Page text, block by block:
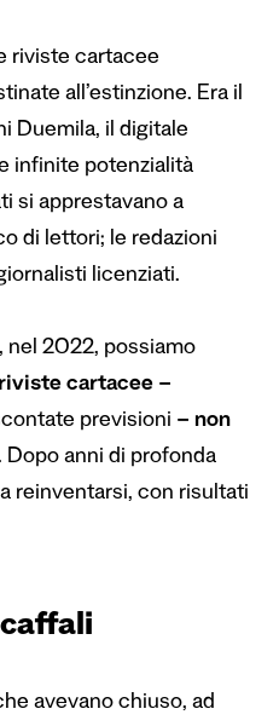
riviste cartacee
all’estinzione. Era il
Duemila, il digitale
infinite potenzialità
si apprestavano a
di lettori; le redazioni
licenziati.
nel 2022, possiamo
cartacee –
previsioni – non
Dopo anni di profonda
reinventarsi, con risultati
avevano chiuso, ad